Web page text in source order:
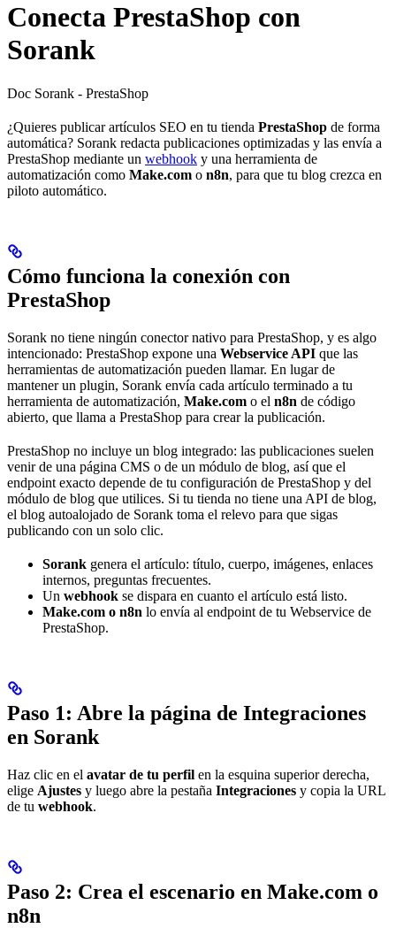
Conecta PrestaShop con
Sorank
Doc Sorank - PrestaShop
¿Quieres publicar artículos SEO en tu tienda PrestaShop de forma
automática? Sorank redacta publicaciones optimizadas y las envía a
PrestaShop mediante un webhook y una herramienta de
automatización como Make.com o n8n, para que tu blog crezca en
piloto automático.
Cómo funciona la conexión con
PrestaShop
Sorank no tiene ningún conector nativo para PrestaShop, y es algo
intencionado: PrestaShop expone una Webservice API que las
herramientas de automatización pueden llamar. En lugar de
mantener un plugin, Sorank envía cada artículo terminado a tu
herramienta de automatización, Make.com o el n8n de código
abierto, que llama a PrestaShop para crear la publicación.
PrestaShop no incluye un blog integrado: las publicaciones suelen
venir de una página CMS o de un módulo de blog, así que el
endpoint exacto depende de tu configuración de PrestaShop y del
módulo de blog que utilices. Si tu tienda no tiene una API de blog,
el blog autoalojado de Sorank toma el relevo para que sigas
publicando con un solo clic.
Sorank genera el artículo: título, cuerpo, imágenes, enlaces
internos, preguntas frecuentes.
Un webhook se dispara en cuanto el artículo está listo.
Make.com o n8n lo envía al endpoint de tu Webservice de
PrestaShop.
Paso 1: Abre la página de Integraciones
en Sorank
Haz clic en el avatar de tu perfil en la esquina superior derecha,
elige Ajustes y luego abre la pestaña Integraciones y copia la URL
de tu webhook.
Paso 2: Crea el escenario en Make.com o
n8n